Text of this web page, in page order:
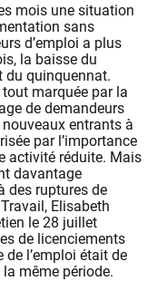
mois une situation
sans
d’emploi a plus
la baisse du
du quinquennat.
marquée par la
de demandeurs
nouveaux entrants à
par l’importance
activité réduite. Mais
davantage
des ruptures de
Elisabeth
le 28 juillet
de licenciements
l’emploi était de
même période.